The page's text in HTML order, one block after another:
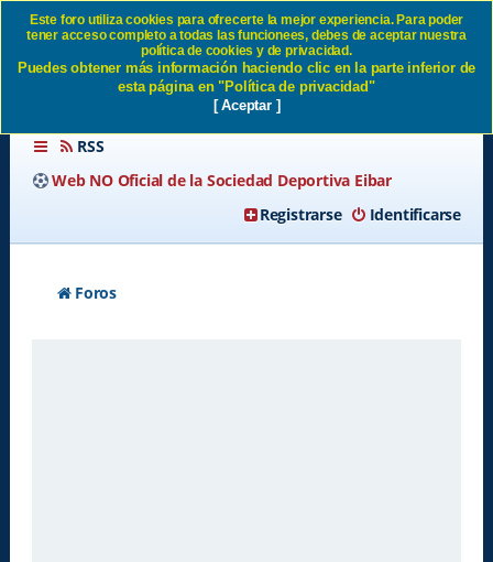
Borrar todas las cookies del
Sitio SD Eibar
RSS
Web NO Oficial de la Sociedad Deportiva Eibar
Identificarse
Registrarse
Foros
Este foro utiliza cookies para ofrecerte la mejor experiencia. Para poder
tener acceso completo a todas las funcionees, debes de aceptar nuestra
política de cookies y de privacidad.
Puedes obtener más información haciendo clic en la parte inferior de
esta página en "Política de privacidad"
[ Aceptar ]